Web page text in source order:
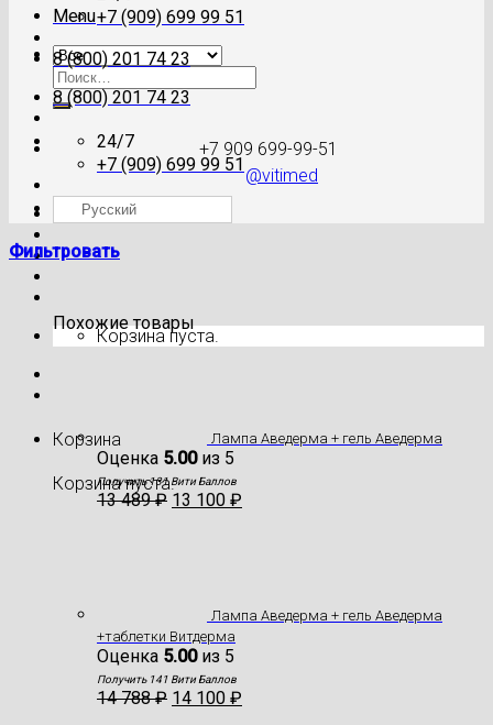
Menu
Искать:
+7 909 699-99-51
@vitimed
Где моя посылка?
Корзина пуста.
Корзина
Корзина пуста.
+7 (909) 699 99 51
8 (800) 201 74 23
8 (800) 201 74 23
24/7
+7 (909) 699 99 51
Русский
Фильтровать
Похожие товары
Лампа Аведерма + гель Аведерма
Оценка 5.00из 5
Получить 131 Вити Баллов
13 489₽ 13 100 ₽
Лампа Аведерма + гель Аведерма
+таблетки Витдерма
Оценка 5.00из 5
Получить 141 Вити Баллов
14 788₽ 14 100 ₽